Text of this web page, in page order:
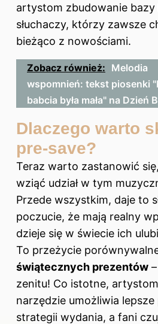
artystom zbudowanie bazy
słuchaczy, którzy zawsze
bieżąco z nowościami.
Zobacz również: Melodia
wspomnień: tekst piosenki
babcia była mała" na Dzień
Dlaczego warto
pre-save?
Teraz warto zastanowić
wziąć udział w tym
Przede wszystkim, daje to
poczucie, że mają realny
dzieje się w świecie ich
To przeżycie
świątecznych prezentów
zenitu! Co istotne,
narzędzie umożliwia
strategii wydania, a fani